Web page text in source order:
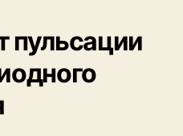
пульсации